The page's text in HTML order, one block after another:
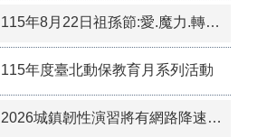
115年8月22日祖孫節:愛.魔力.轉圈圈
115年度臺北動保教育月系列活動
2026城鎮韌性演習將有網路降速情形，請市民朋友預為準備